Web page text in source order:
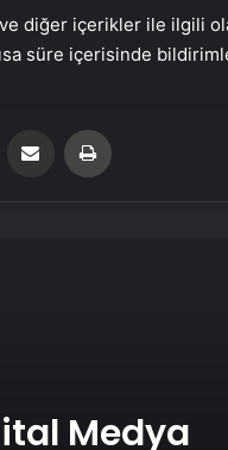
ve diğer içerikler ile ilgili
süre içerisinde
Email'den paylaş